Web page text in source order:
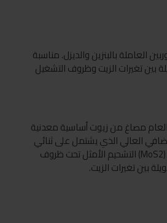
العاملة بالبنزين والديزل. مناسبة
بين تغيرات الزيت وظروف التشغيل
مصاغ من زيوت أساسية معدنية
العالي الذي يشتمل على ثنائي
كبريتيد الموليبدينوم الصلب (MoS2) التشحيم الأمثل تحت ظروف
بين تغيرات الزيت.